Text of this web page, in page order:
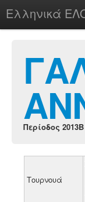
Ελληνικά
chesstu.be @ discord
Login
Περίοδος 2013B
Τουρνουά